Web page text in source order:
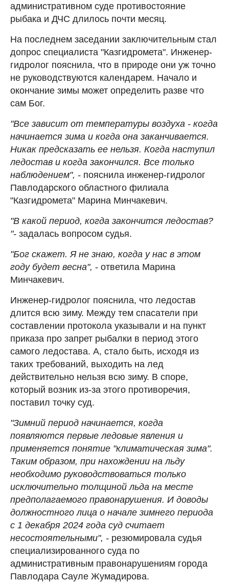
административном суде противостояние
рыбака и ДЧС длилось почти месяц.
На последнем заседании заключительным стал
допрос специалиста "Казгидромета". Инженер-
гидролог пояснила, что в природе они уж точно
не руководствуются календарем. Начало и
окончание зимы может определить разве что
сам Бог.
"Все зависит от температуры воздуха - когда
начинается зима и когда она заканчивается.
Никак предсказать ее нельзя. Когда наступил
ледостав и когда закончился. Все только
наблюдением", - пояснила инженер-гидролог
Павлодарского областного филиала
"Казгидромета" Марина Минчакевич.
"В какой период, когда закончится ледостав?
"- задалась вопросом судья.
"Бог скажет. Я не знаю, когда у нас в этом
году будет весна", - ответила Марина
Минчакевич.
Инженер-гидролог пояснила, что ледостав
длится всю зиму. Между тем спасатели при
составлении протокола указывали и на пункт
приказа про запрет рыбалки в период этого
самого ледостава. А, стало быть, исходя из
таких требований, выходить на лед
действительно нельзя всю зиму. В споре,
который возник из-за этого противоречия,
поставил точку суд.
"Зимний период начинается, когда
появляются первые ледовые явления и
применяется понятие "климатическая зима".
Таким образом, при нахождении на льду
необходимо руководствоваться только
исключительно толщиной льда на месте
предполагаемого правонарушения. И доводы
должностного лица о начале зимнего периода
с 1 декабря 2024 года суд считает
несостоятельными", - резюмировала судья
специализированного суда по
административным правонарушениям города
Павлодара Сауле Жумадирова.